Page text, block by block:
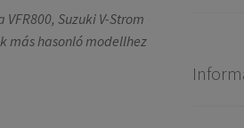
Suzuki V-Strom
más hasonló modellhez